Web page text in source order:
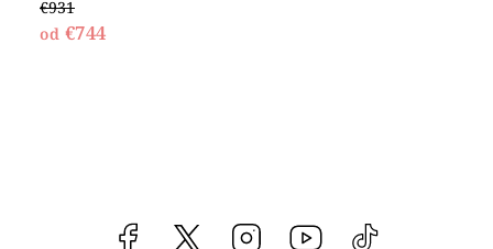
€931
od €744
Facebook vipgoldsk Instagram YouTube